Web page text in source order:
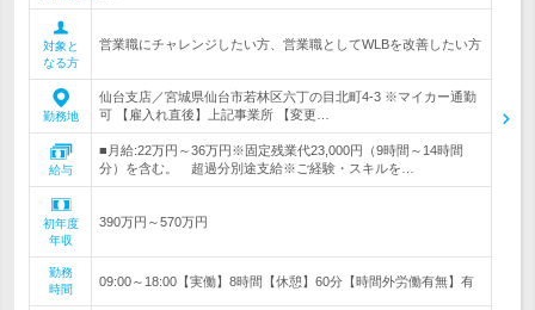
対象と
なる方
営業職にチャレンジしたい方、営業職としてWLBを改善したい方
勤務地
仙台支店／宮城県仙台市若林区六丁の目北町4-3 ※マイカー通勤
可 【雇入れ直後】上記事業所 【変更…
給与
■月給:22万円～36万円※固定残業代23,000円（9時間～14時間
分）を含む。 超過分別途支給※ご経験・スキルを…
初年度
年収
390万円～570万円
勤務
時間
09:00～18:00【実働】8時間【休憩】60分【時間外労働有無】有